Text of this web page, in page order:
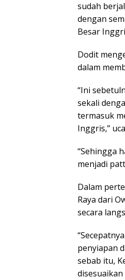
sudah
dengan
Besar
Dodit
dalam
“Ini
sekali
termasuk
Inggris,”
“Sehingga
menjadi
Dalam
Raya dari
secara
penyiapan
sebab itu,